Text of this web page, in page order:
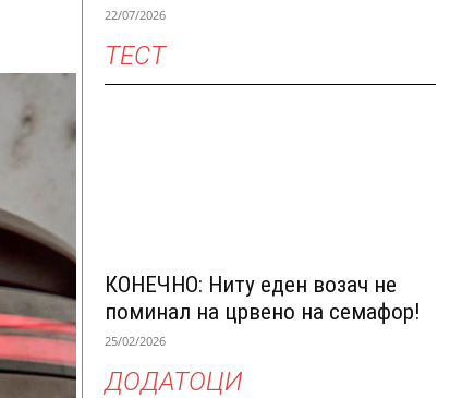
22/07/2026
ТЕСТ
КОНЕЧНО: Ниту еден возач не
поминал на црвено на семафор!
25/02/2026
ДОДАТОЦИ